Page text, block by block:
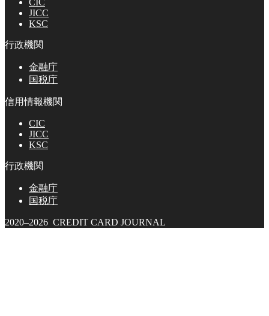
CIC
JICC
KSC
行政機関
金融庁
国税庁
信用情報機関
CIC
JICC
KSC
行政機関
金融庁
国税庁
2020–2026 CREDIT CARD JOURNAL